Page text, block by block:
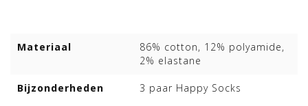
Materiaal
86% cotton, 12% polyamide,
2% elastane
Bijzonderheden 3 paar Happy Socks